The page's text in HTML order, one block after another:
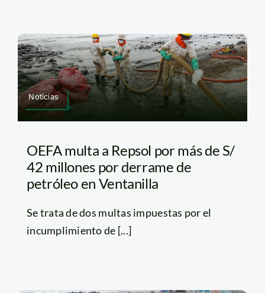
Noticias
OEFA multa a Repsol por más de S/
42 millones por derrame de
petróleo en Ventanilla
Se trata de dos multas impuestas por el
incumplimiento de [...]